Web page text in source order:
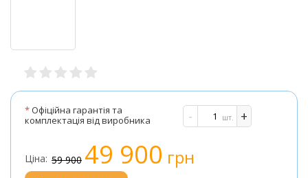
*Офіційна гарантія та
комплектація від виробника
- +
шт.
Ціна: 59 900 49 900 грн